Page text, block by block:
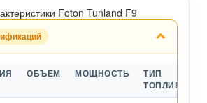
Foton Tunland F9
ОБЪЕМ МОЩНОСТЬ
ТИП
ТОПЛИВА